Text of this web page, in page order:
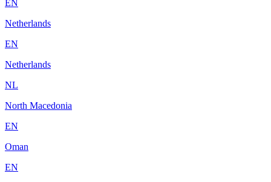
EN
Netherlands
EN
Netherlands
NL
North Macedonia
EN
Oman
EN